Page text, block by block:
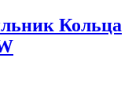
Кольца